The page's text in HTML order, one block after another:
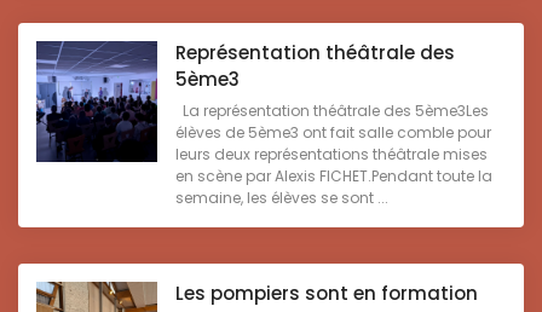
Représentation théâtrale des
5ème3
La représentation théâtrale des 5ème3Les
élèves de 5ème3 ont fait salle comble pour
leurs deux représentations théâtrale mises
en scène par Alexis FICHET.Pendant toute la
semaine, les élèves se sont ...
Les pompiers sont en formation